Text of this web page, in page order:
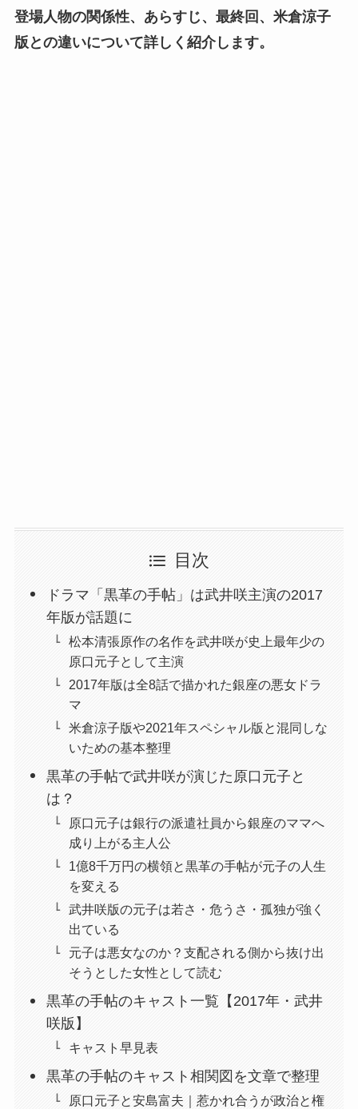
登場人物の関係性、あらすじ、最終回、米倉涼子
版との違いについて詳しく紹介します。
目次
ドラマ「黒革の手帖」は武井咲主演の2017
年版が話題に
松本清張原作の名作を武井咲が史上最年少の
原口元子として主演
2017年版は全8話で描かれた銀座の悪女ドラ
マ
米倉涼子版や2021年スペシャル版と混同しな
いための基本整理
黒革の手帖で武井咲が演じた原口元子と
は？
原口元子は銀行の派遣社員から銀座のママへ
成り上がる主人公
1億8千万円の横領と黒革の手帖が元子の人生
を変える
武井咲版の元子は若さ・危うさ・孤独が強く
出ている
元子は悪女なのか？支配される側から抜け出
そうとした女性として読む
黒革の手帖のキャスト一覧【2017年・武井
咲版】
キャスト早見表
黒革の手帖のキャスト相関図を文章で整理
原口元子と安島富夫｜惹かれ合うが政治と権